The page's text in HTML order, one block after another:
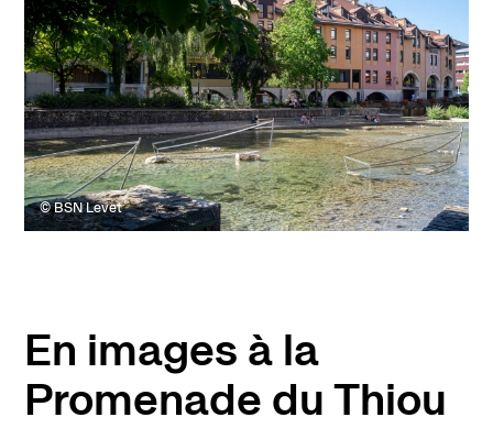
© BSN Levet
En images à la
Promenade du Thiou